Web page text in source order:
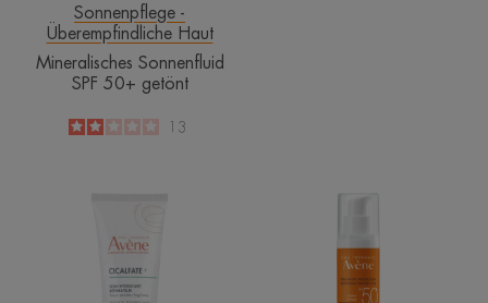
Sonnenpflege -
Überempfindliche Haut
Mineralisches Sonnenfluid
SPF 50+ getönt
2/513
Emulsion
Getönt
SPF